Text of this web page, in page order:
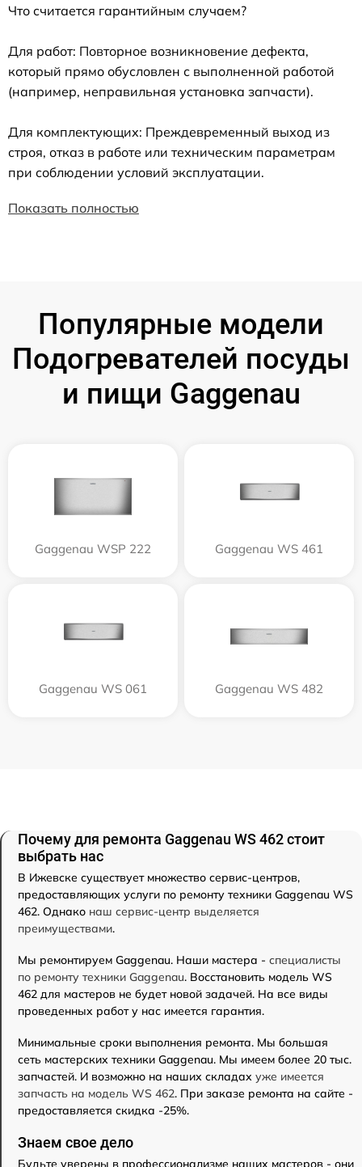
Что считается гарантийным случаем?
Для работ: Повторное возникновение дефекта,
который прямо обусловлен с выполненной работой
(например, неправильная установка запчасти).
Для комплектующих: Преждевременный выход из
строя, отказ в работе или техническим параметрам
при соблюдении условий эксплуатации.
Показать полностью
Популярные модели
Подогревателей посуды
и пищи Gaggenau
Gaggenau WSP 222 Gaggenau WS 461
Gaggenau WS 061 Gaggenau WS 482
Почему для ремонта Gaggenau WS 462 стоит
выбрать нас
В Ижевске существует множество сервис-центров,
предоставляющих услуги по ремонту техники Gaggenau WS
462. Однако наш сервис-центр выделяется
преимуществами.
Мы ремонтируем Gaggenau. Наши мастера - специалисты
по ремонту техники Gaggenau. Восстановить модель WS
462 для мастеров не будет новой задачей. На все виды
проведенных работ у нас имеется гарантия.
Минимальные сроки выполнения ремонта. Мы большая
сеть мастерских техники Gaggenau. Мы имеем более 20 тыс.
запчастей. И возможно на наших складах уже имеется
запчасть на модель WS 462. При заказе ремонта на сайте -
предоставляется скидка -25%.
Знаем свое дело
Будьте уверены в профессионализме наших мастеров - они